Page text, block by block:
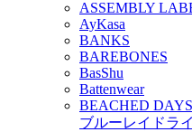
ASSEMBLY
AyKasa
BANKS
BAREBONES
BasShu
Battenwear
BEACHED DAYS
ブルーレイドラ